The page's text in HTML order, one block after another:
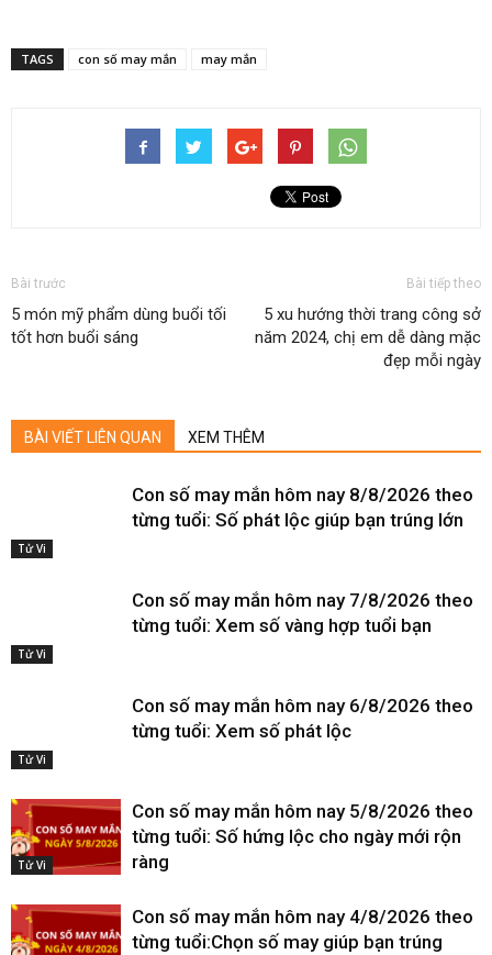
TAGS con số may mắn may mắn
Bài trước
5 món mỹ phẩm dùng buổi tối
tốt hơn buổi sáng
Bài tiếp theo
5 xu hướng thời trang công sở
năm 2024, chị em dễ dàng mặc
đẹp mỗi ngày
BÀI VIẾT LIÊN QUAN XEM THÊM
Tử Vi
Con số may mắn hôm nay 8/8/2026 theo
từng tuổi: Số phát lộc giúp bạn trúng lớn
Tử Vi
Con số may mắn hôm nay 7/8/2026 theo
từng tuổi: Xem số vàng hợp tuổi bạn
Tử Vi
Con số may mắn hôm nay 6/8/2026 theo
từng tuổi: Xem số phát lộc
Tử Vi
Con số may mắn hôm nay 5/8/2026 theo
từng tuổi: Số hứng lộc cho ngày mới rộn
ràng
Con số may mắn hôm nay 4/8/2026 theo
từng tuổi:Chọn số may giúp bạn trúng